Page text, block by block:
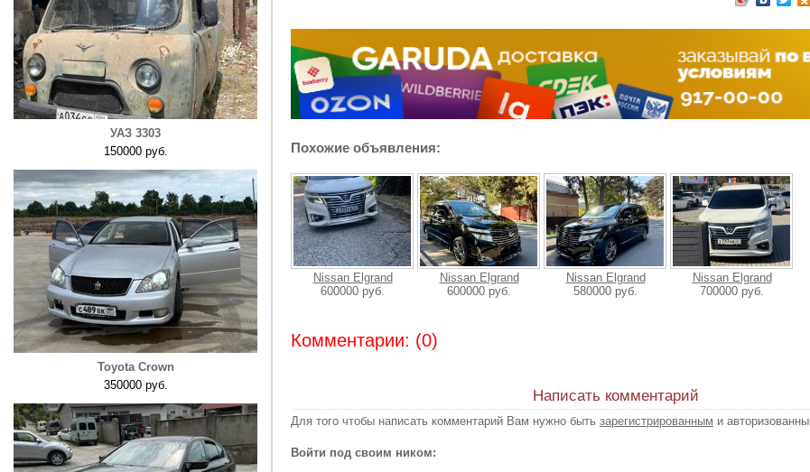
УАЗ 3303
150000 руб.
Toyota Crown
350000 руб.
Похожие объявления:
Nissan Elgrand
600000 руб.
Nissan Elgrand
600000 руб.
Nissan Elgrand
580000 руб.
Nissan Elgrand
700000 руб.
Комментарии: (0)
Написать комментарий
Для того чтобы написать комментарий Вам нужно быть зарегистрированным и
Войти под своим ником: